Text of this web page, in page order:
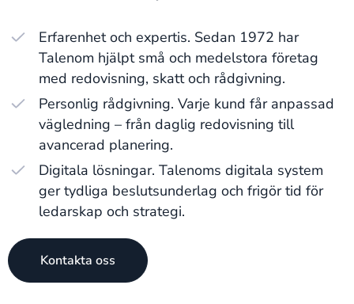
Erfarenhet och expertis. Sedan 1972 har
Talenom hjälpt små och medelstora företag
med redovisning, skatt och rådgivning.
Personlig rådgivning. Varje kund får anpassad
vägledning – från daglig redovisning till
avancerad planering.
Digitala lösningar. Talenoms digitala system
ger tydliga beslutsunderlag och frigör tid för
ledarskap och strategi.
Kontakta oss